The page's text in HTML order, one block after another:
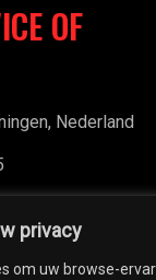
privacy
om uw browse-
OF
Nederland